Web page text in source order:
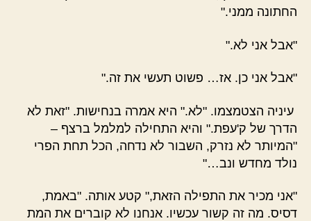
החתונה ממני."
"אבל אני לא."
"אבל אני כן. אז… פשוט תעשי את זה."
עיניה הצטמצמו. "לא." היא אמרה בנחישות. "זאת לא
הדרך של ק'עפת." והיא התחילה למלמל ברצף –
"המיותר לא נזרק, השבור לא נדחה, הכל תחת הפרי
נולד מחדש ונב…"
"אני מכיר את התפילה הזאת," קטע אותה. "באמת,
דסיס. מה זה קשור עכשיו. אנחנו לא קוברים את המת